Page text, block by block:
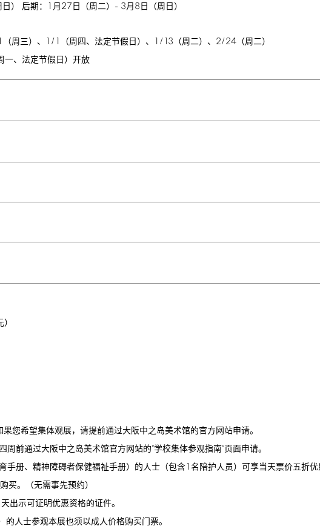
） 后期： 1 月 27 日（周二） - 3月 8 日（周日）
（周三）、 1/1 （周四、法定节假日）、 1/13 （周二）、 2/24 （周二）
一、法定节假日）开放
果您希望集体观展，请提前通过大阪中之岛美术馆的官方网站申请。
前通过大阪中之岛美术馆官方网站的“学校集体参观指南”页面申请。
手册、精神障碍者保健福祉手册）的人士（包含1 名陪护人员）可享当天票价五折优
买。（无需事先预约）
出示可证明优惠资格的证件。
的人士参观本展也须以成人价格购买门票。